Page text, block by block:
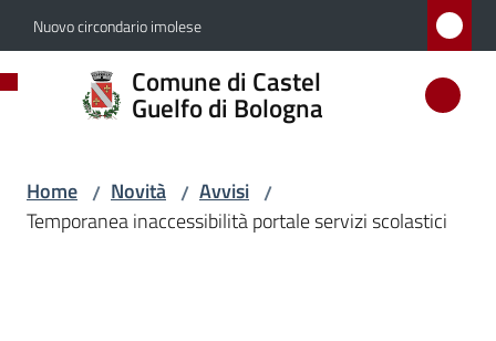
Vai al contenuto
Vai alla navigazione
Vai al footer
Nuovo circondario imolese
Comune di Castel
Guelfo di Bologna
Comune
di
di
Bologna
Home / Novità / Avvisi /
Temporanea inaccessibilità portale servizi scolastici